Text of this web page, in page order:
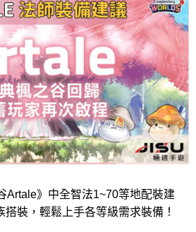
Artale》中全智法1~70等地配裝建
裝，輕鬆上手各等級需求裝備！